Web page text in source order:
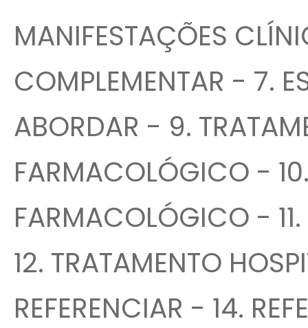
MANIFESTAÇÕES
COMPLEMENTAR - 7.
ABORDAR - 9.
FARMACOLÓGICO -
FARMACOLÓGICO -
12. TRATAMENTO
REFERENCIAR - 14.